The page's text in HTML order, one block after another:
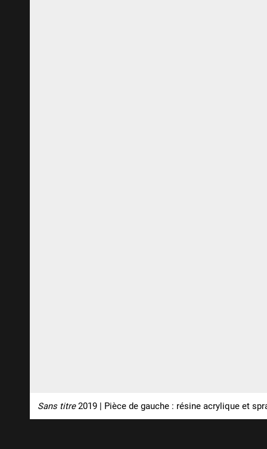
Sans titre2019 | Pièce de gauche : résine acrylique et